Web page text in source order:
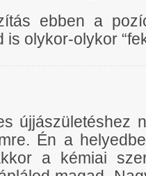
ebben a
olykor-olykor
újjászületéshez
Én a
a kémiai